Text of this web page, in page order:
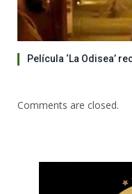
Película ‘La Odisea’
Comments are closed.